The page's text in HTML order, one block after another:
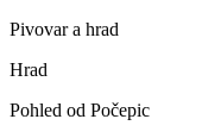
Pivovar a hrad
Hrad
Pohled od Počepic